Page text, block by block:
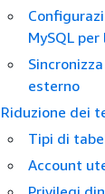
MySQL
esterno
Riduzione dei
Tipi di
Account